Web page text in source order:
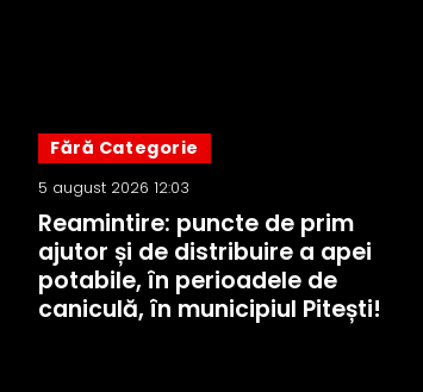
Fără Categorie
5 august 2026 12:03
Reamintire: puncte de prim
ajutor și de distribuire a apei
potabile, în perioadele de
caniculă, în municipiul Pitești!